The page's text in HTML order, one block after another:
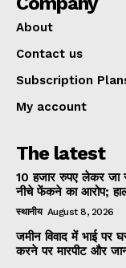
About
Contact us
Subscription
My account
The latest
10 हजार रुपए लेकर जा
नीचे फेंकने का आरोप;
स्थानीय August 8, 2026
जमीन विवाद में भाई पर
करने पर मारपीट और